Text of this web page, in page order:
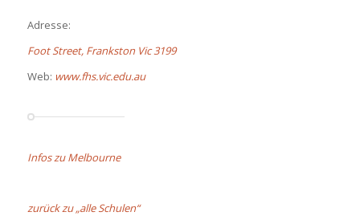
Adresse:
Foot Street, Frankston Vic 3199
Web: www.fhs.vic.edu.au
Infos zu Melbourne
zurück zu „alle Schulen“